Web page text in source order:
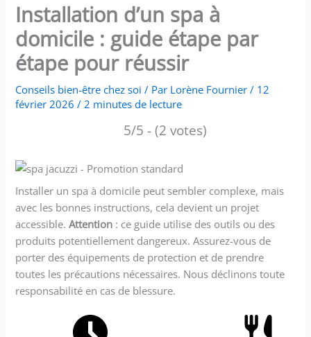
Installation d’un spa à
domicile : guide étape par
étape pour réussir
Conseils bien-être chez soi / Par Lorène Fournier/ 12
février 2026/2 minutes de lecture
5/5 - (2 votes)
Installer un spa à domicile peut sembler complexe, mais
avec les bonnes instructions, cela devient un projet
accessible.Attention : ce guide utilise des outils ou des
produits potentiellement dangereux. Assurez-vous de
porter des équipements de protection et de prendre
toutes les précautions nécessaires. Nous déclinons toute
responsabilité en cas de blessure.